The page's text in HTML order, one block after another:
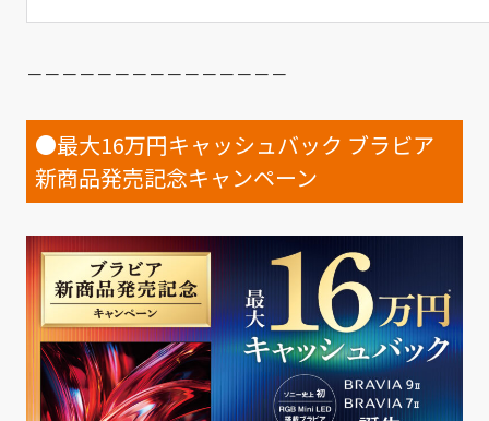
－－－－－－－－－－－－－－－
●最大16万円キャッシュバック ブラビア
新商品発売記念キャンペーン